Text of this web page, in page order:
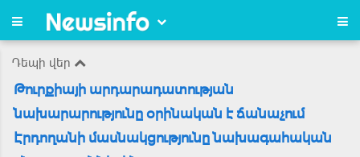
Դեպի վեր
Թուրքիայի արդարադատության
նախարարությունը օրինական է ճանաչում
Էրդողանի մասնակցությունը նախագահական